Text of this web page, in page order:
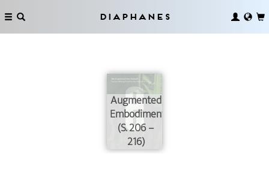
Diaphanes
Augmented
Embodiments
(S. 206 –
216)